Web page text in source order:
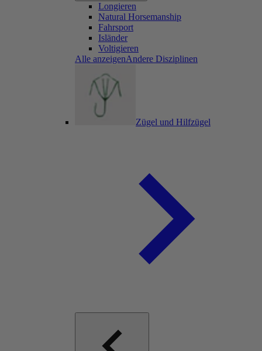
Longieren
Natural Horsemanship
Fahrsport
Isländer
Voltigieren
Alle anzeigenAndere Disziplinen
Zügel und Hilfzügel